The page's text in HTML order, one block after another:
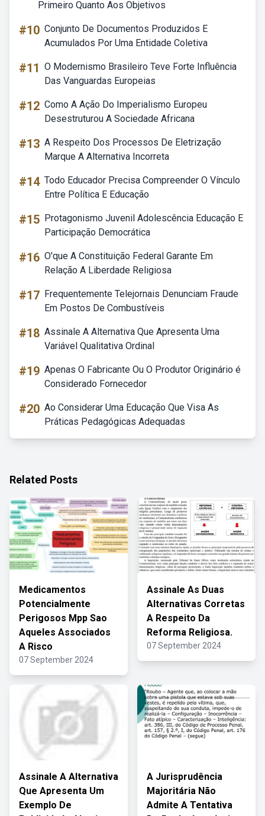
Primeiro Quanto Aos Objetivos
#10 Conjunto De Documentos Produzidos E
Acumulados Por Uma Entidade Coletiva
#11 O Modernismo Brasileiro Teve Forte Influência
Das Vanguardas Europeias
#12 Como A Ação Do Imperialismo Europeu
Desestruturou A Sociedade Africana
#13 A Respeito Dos Processos De Eletrização
Marque A Alternativa Incorreta
#14 Todo Educador Precisa Compreender O Vínculo
Entre Política E Educação
#15 Protagonismo Juvenil Adolescência Educação E
Participação Democrática
#16 O'que A Constituição Federal Garante Em
Relação A Liberdade Religiosa
#17 Frequentemente Telejornais Denunciam Fraude
Em Postos De Combustíveis
#18 Assinale A Alternativa Que Apresenta Uma
Variável Qualitativa Ordinal
#19 Apenas O Fabricante Ou O Produtor Originário é
Considerado Fornecedor
#20 Ao Considerar Uma Educação Que Visa As
Práticas Pedagógicas Adequadas
Related Posts
Medicamentos
Potencialmente
Perigosos Mpp Sao
Aqueles Associados
A Risco
07 September 2024
Assinale As Duas
Alternativas Corretas
A Respeito Da
Reforma Religiosa.
07 September 2024
Assinale A Alternativa
Que Apresenta Um
Exemplo De
A Jurisprudência
Majoritária Não
Admite A Tentativa